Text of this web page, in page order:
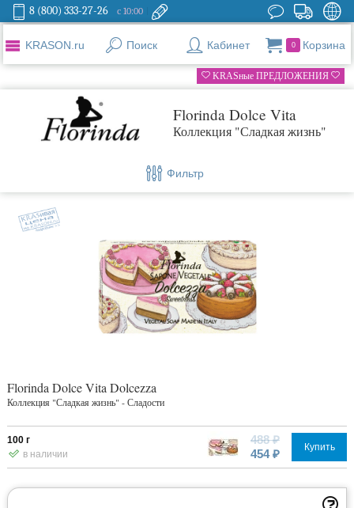
8 (800) 333-27-26 с 10:00
KRASON.ru Поиск Кабинет 0 Корзина
KRASные ПРЕДЛОЖЕНИЯ
Florinda Dolce Vita
Коллекция "Сладкая жизнь"
Фильтр
Florinda Dolce Vita Dolcezza
Коллекция "Сладкая жизнь" - Сладости
100 г
в наличии
488 ₽
454 ₽
Купить